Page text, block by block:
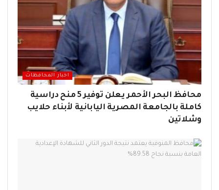
اخبار المحافظات
محافظ البحر الأحمر يعلن توفير 5 منح دراسية
كاملة بالجامعة المصرية اليابانية لأبناء حلايب
وشلاتين